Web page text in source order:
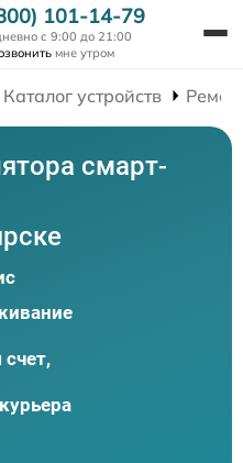
101-14-79
с 9:00 до 21:00
мне утром
Каталог устройств
смарт-